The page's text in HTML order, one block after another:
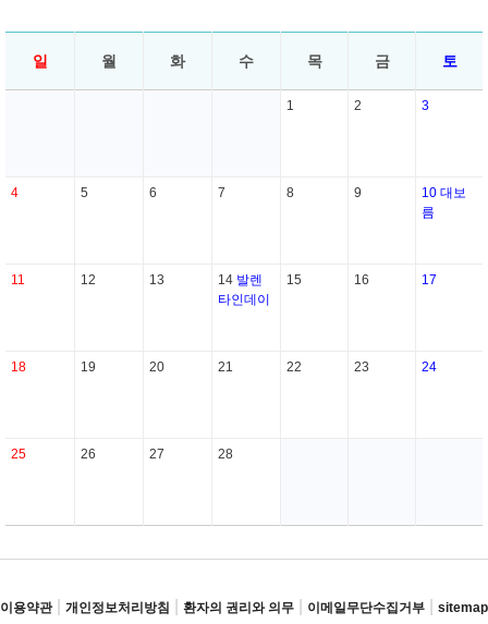
일 월 화 수 목 금 토
1 2 3
4 5 6 7 8 9 10 대보
름
11 12 13 14 발렌
타인데이
15 16 17
18 19 20 21 22 23 24
25 26 27 28
이용약관 개인정보처리방침 환자의 권리와 의무 이메일무단수집거부 sitemap